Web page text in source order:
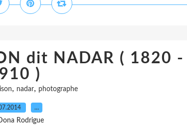
dit NADAR ( 1820 -
)
, nadar, photographe
…
Rodrigue